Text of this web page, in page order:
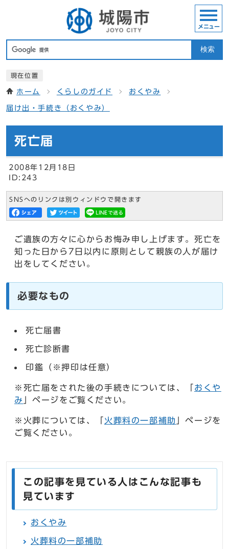
検索
メニュー
現在位置
ホーム くらしのガイド おくやみ
届け出・手続き（おくやみ）
死亡届
2008年12月18日
ID:243
SNSへのリンクは別ウィンドウで開きます
ご遺族の方々に心からお悔み申し上げます。死亡を
知った日から7日以内に原則として親族の人が届け
出をしてください。
必要なもの
死亡届書
死亡診断書
印鑑（※押印は任意）
※死亡届をされた後の手続きについては、「 おくや
み
」ページをご覧ください。
※火葬については、「 火葬料の一部補助
」ページを
ご覧ください。
この記事を見ている人はこんな記事も
見ています
おくやみ
火葬料の一部補助